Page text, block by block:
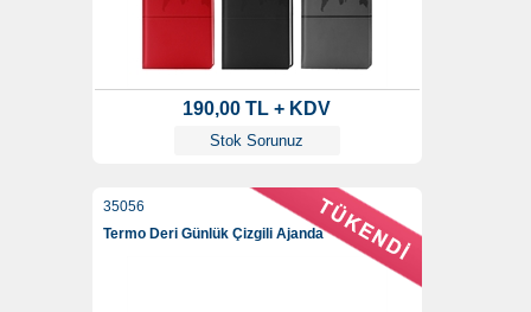
190,00 TL + KDV
Stok Sorunuz
35056
Termo Deri Günlük Çizgili Ajanda